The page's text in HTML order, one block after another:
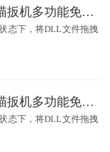
CS2·Lefrizzel透视自瞄扳机多功能免费辅助
CS2·Lefrizzel透视自瞄扳机多功能免费辅助